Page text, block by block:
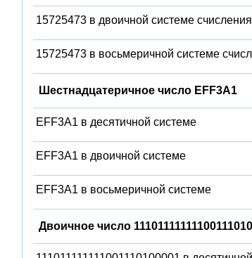
15725473 в двоичной системе счисления
15725473 в восьмеричной системе
Шестнадцатеричное число EFF3A1
EFF3A1 в десятичной системе
EFF3A1 в двоичной системе
EFF3A1 в восьмеричной системе
Двоичное число